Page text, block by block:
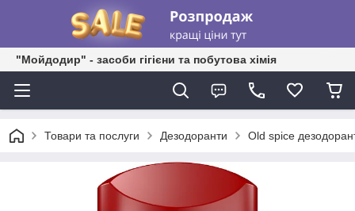
"Мойдодир" - засоби гігієни та побутова хімія
Товари та послуги Дезодоранти Old spice